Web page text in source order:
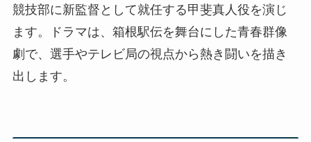
競技部に新監督として就任する甲斐真人役を演じ
ます。ドラマは、箱根駅伝を舞台にした青春群像
劇で、選手やテレビ局の視点から熱き闘いを描き
出します。